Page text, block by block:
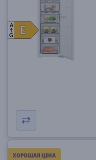
E
E
A
G
ХОРОШАЯ ЦЕНА